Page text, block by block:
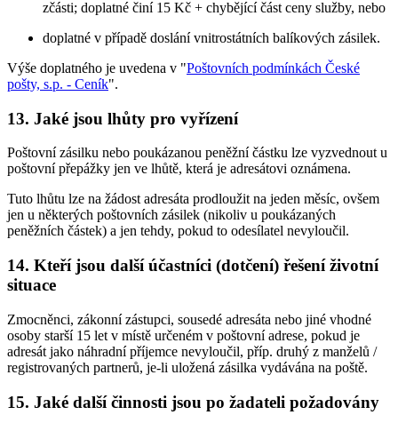
zčásti; doplatné činí 15 Kč + chybějící část ceny služby, nebo
doplatné v případě doslání vnitrostátních balíkových zásilek.
Výše doplatného je uvedena v "Poštovních podmínkách České
pošty, s.p. - Ceník".
13. Jaké jsou lhůty pro vyřízení
Poštovní zásilku nebo poukázanou peněžní částku lze vyzvednout u
poštovní přepážky jen ve lhůtě, která je adresátovi oznámena.
Tuto lhůtu lze na žádost adresáta prodloužit na jeden měsíc, ovšem
jen u některých poštovních zásilek (nikoliv u poukázaných
peněžních částek) a jen tehdy, pokud to odesílatel nevyloučil.
14. Kteří jsou další účastníci (dotčení) řešení životní
situace
Zmocněnci, zákonní zástupci, sousedé adresáta nebo jiné vhodné
osoby starší 15 let v místě určeném v poštovní adrese, pokud je
adresát jako náhradní příjemce nevyloučil, příp. druhý z manželů /
registrovaných partnerů, je-li uložená zásilka vydávána na poště.
15. Jaké další činnosti jsou po žadateli požadovány